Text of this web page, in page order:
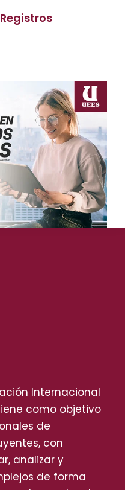
Internacional
como objetivo
de
con
analizar y
de forma